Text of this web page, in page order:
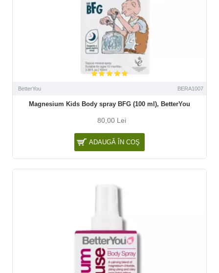
BetterYou BERA1007
Magnesium Kids Body spray BFG (100 ml), BetterYou
80,00 Lei
ADAUGĂ ÎN COŞ